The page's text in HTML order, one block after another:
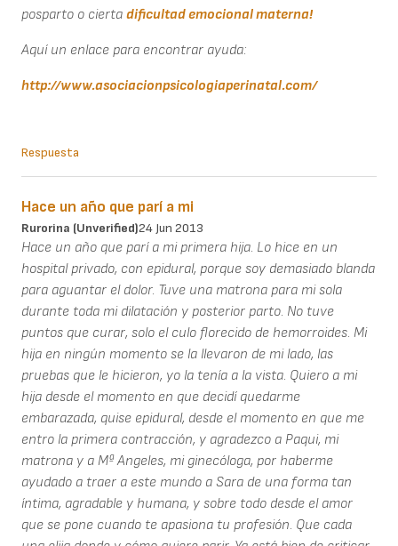
posparto o cierta dificultad emocional materna!
Aquí un enlace para encontrar ayuda:
http://www.asociacionpsicologiaperinatal.com/
Respuesta
Hace un año que parí a mi
Rurorina (unverified)24 Jun 2013
Hace un año que parí a mi primera hija. Lo hice en un
hospital privado, con epidural, porque soy demasiado blanda
para aguantar el dolor. Tuve una matrona para mi sola
durante toda mi dilatación y posterior parto. No tuve
puntos que curar, solo el culo florecido de hemorroides. Mi
hija en ningún momento se la llevaron de mi lado, las
pruebas que le hicieron, yo la tenía a la vista. Quiero a mi
hija desde el momento en que decidí quedarme
embarazada, quise epidural, desde el momento en que me
entro la primera contracción, y agradezco a Paqui, mi
matrona y a Mª Angeles, mi ginecóloga, por haberme
ayudado a traer a este mundo a Sara de una forma tan
íntima, agradable y humana, y sobre todo desde el amor
que se pone cuando te apasiona tu profesión. Que cada